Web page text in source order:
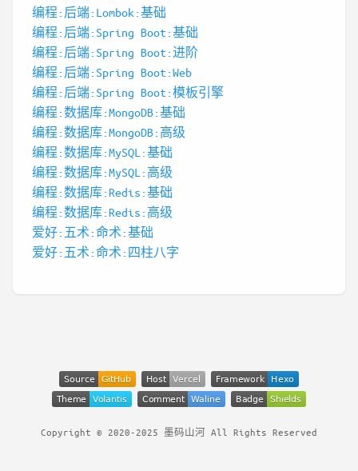
编程:后端:Lombok:基础
编程:后端:Spring Boot:基础
编程:后端:Spring Boot:进阶
编程:后端:Spring Boot:Web
编程:后端:Spring Boot:模板引擎
编程:数据库:MongoDB:基础
编程:数据库:MongoDB:高级
编程:数据库:MySQL:基础
编程:数据库:MySQL:高级
编程:数据库:Redis:基础
编程:数据库:Redis:高级
爱好:五术:命术:基础
爱好:五术:命术:四柱八字
Copyright © 2020-2025 墨码山河 All Rights Reserved